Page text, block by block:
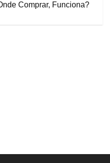
Comprar, Funciona?